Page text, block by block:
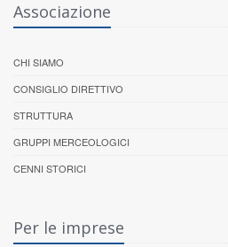
Associazione
CHI SIAMO
CONSIGLIO DIRETTIVO
STRUTTURA
GRUPPI MERCEOLOGICI
CENNI STORICI
Per le imprese